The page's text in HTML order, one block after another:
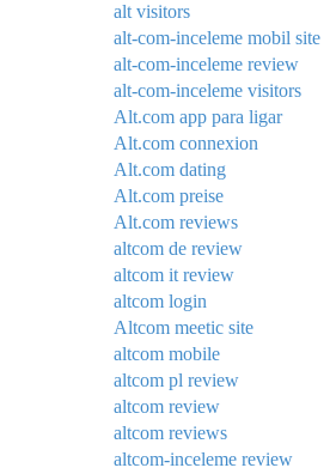
alt visitors
alt-com-inceleme mobil site
alt-com-inceleme review
alt-com-inceleme visitors
Alt.com app para ligar
Alt.com connexion
Alt.com dating
Alt.com preise
Alt.com reviews
altcom de review
altcom it review
altcom login
Altcom meetic site
altcom mobile
altcom pl review
altcom review
altcom reviews
altcom-inceleme review